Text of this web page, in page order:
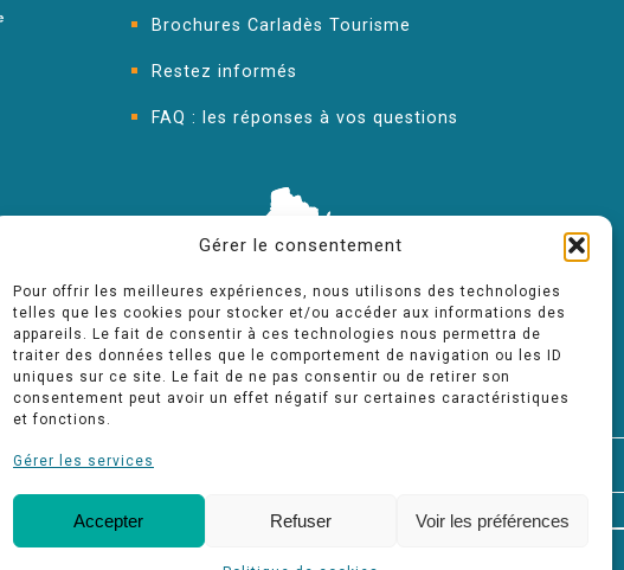
Gérer le consentement
Pour offrir les meilleures expériences, nous utilisons des technologies
telles que les cookies pour stocker et/ou accéder aux informations des
appareils. Le fait de consentir à ces technologies nous permettra de
traiter des données telles que le comportement de navigation ou les ID
uniques sur ce site. Le fait de ne pas consentir ou de retirer son
consentement peut avoir un effet négatif sur certaines caractéristiques
et fonctions.
Gérer les services
Accepter Refuser Voir les préférences
Brochures Carladès Tourisme
Restez informés
FAQ : les réponses à vos questions